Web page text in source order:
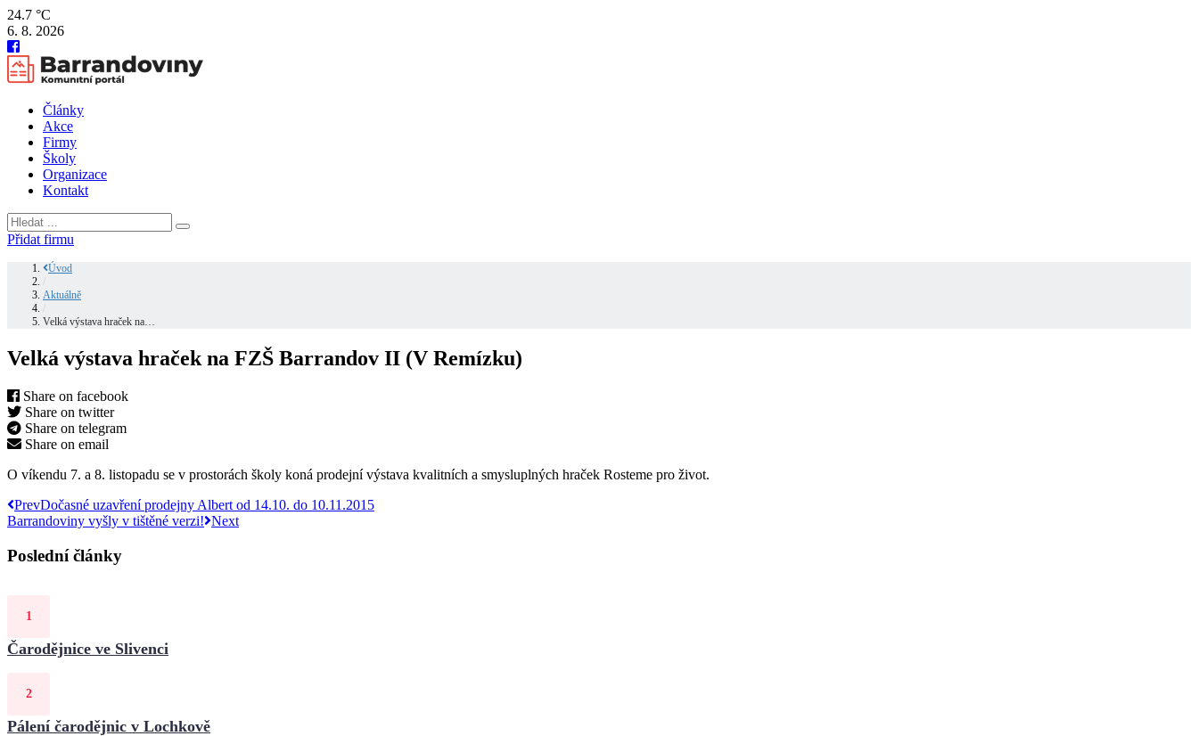
24.7 °C
6. 8. 2026
Články
Akce
Firmy
Školy
Organizace
Kontakt
Přidat firmu
Úvod
Aktuálně
Velká výstava hraček na…
Velká výstava hraček na FZŠ Barrandov II (V Remízku)
Share on facebook
Share on twitter
Share on telegram
Share on email
O víkendu 7. a 8. listopadu se v prostorách školy koná prodejní výstava kvalitních a smysluplných hraček Rosteme pro život.
PrevDočasné uzavření prodejny Albert od 14.10. do 10.11.2015
Barrandoviny vyšly v tištěné verzi! Next
Poslední články
Čarodějnice ve Slivenci
Pálení čarodějnic v Lochkově